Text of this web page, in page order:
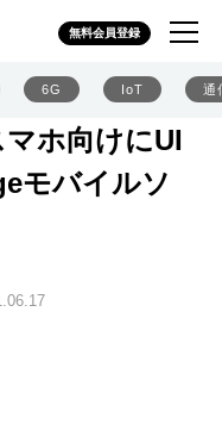
無料会員登録
6G IoT 通
ホ向けにUI
モバイルソ